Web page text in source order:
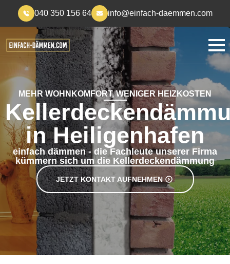
040 350 156 64 info@einfach-daemmen.com
MEHR WOHNKOMFORT, WENIGER HEIZKOSTEN
in Heiligenhafen
einfach dämmen - die Fachleute unserer Firma
kümmern sich um die Kellerdeckendämmung
JETZT KONTAKT AUFNEHMEN